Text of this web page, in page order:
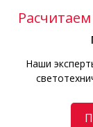
Расчитаем
Наши